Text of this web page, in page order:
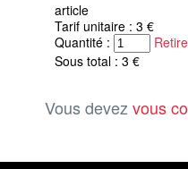
article
Tarif unitaire : 3 €
Quantité :
Sous total : 3 €
Vous devez vous